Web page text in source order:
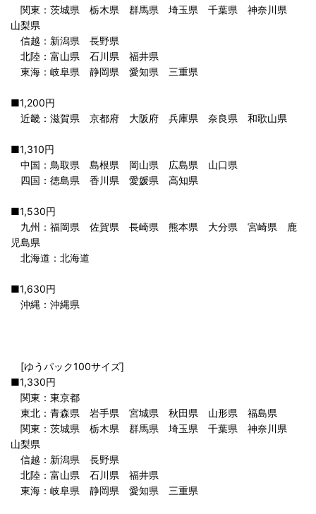
関東：茨城県 栃木県 群馬県 埼玉県 千葉県 神奈川県
山梨県
信越：新潟県 長野県
北陸：富山県 石川県 福井県
東海：岐阜県 静岡県 愛知県 三重県
■1,200円
近畿：滋賀県 京都府 大阪府 兵庫県 奈良県 和歌山県
■1,310円
中国：鳥取県 島根県 岡山県 広島県 山口県
四国：徳島県 香川県 愛媛県 高知県
■1,530円
九州：福岡県 佐賀県 長崎県 熊本県 大分県 宮崎県 鹿
児島県
北海道：北海道
■1,630円
沖縄：沖縄県
[ゆうパック100サイズ]
■1,330円
関東：東京都
東北：青森県 岩手県 宮城県 秋田県 山形県 福島県
関東：茨城県 栃木県 群馬県 埼玉県 千葉県 神奈川県
山梨県
信越：新潟県 長野県
北陸：富山県 石川県 福井県
東海：岐阜県 静岡県 愛知県 三重県